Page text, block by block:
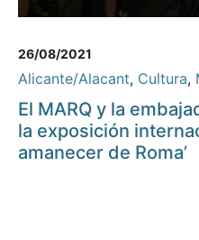
26/08/2021
Alicante/Alacant, Cultura,
El MARQ y la
la exposición
amanecer de Roma’